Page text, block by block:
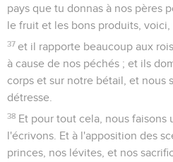
pays que tu donnas à nos pères
le fruit et les bons produits, voici,
37 et il rapporte beaucoup aux
à cause de nos péchés ; et ils
corps et sur notre bétail, et nous
détresse.
38 Et pour tout cela, nous faisons
l'écrivons. Et à l'apposition des
princes, nos lévites, et nos